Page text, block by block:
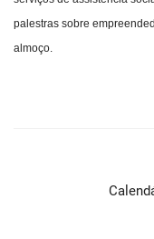
palestras sobre
almoço.